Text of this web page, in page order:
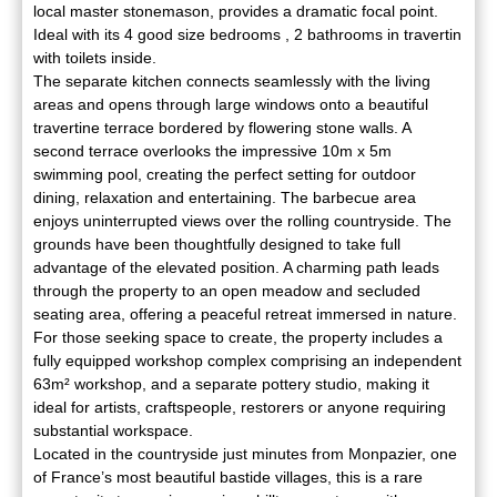
local master stonemason, provides a dramatic focal point.
Ideal with its 4 good size bedrooms , 2 bathrooms in travertin
with toilets inside.
The separate kitchen connects seamlessly with the living
areas and opens through large windows onto a beautiful
travertine terrace bordered by flowering stone walls. A
second terrace overlooks the impressive 10m x 5m
swimming pool, creating the perfect setting for outdoor
dining, relaxation and entertaining. The barbecue area
enjoys uninterrupted views over the rolling countryside. The
grounds have been thoughtfully designed to take full
advantage of the elevated position. A charming path leads
through the property to an open meadow and secluded
seating area, offering a peaceful retreat immersed in nature.
For those seeking space to create, the property includes a
fully equipped workshop complex comprising an independent
63m² workshop, and a separate pottery studio, making it
ideal for artists, craftspeople, restorers or anyone requiring
substantial workspace.
Located in the countryside just minutes from Monpazier, one
of France’s most beautiful bastide villages, this is a rare